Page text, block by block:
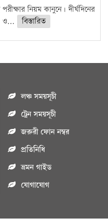
নিয়ম কানুনে। দীর্ঘদিনের
ও...
বিস্তারিত
লঞ্চ সময়সূচী
ট্রেন সময়সূচী
জরুরী ফোন নম্বর
প্রতিনিধি
ভ্রমন গাইড
যোগাযোগ